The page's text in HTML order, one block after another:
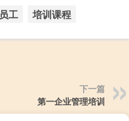
员工 培训课程
下一篇
第一企业管理培训